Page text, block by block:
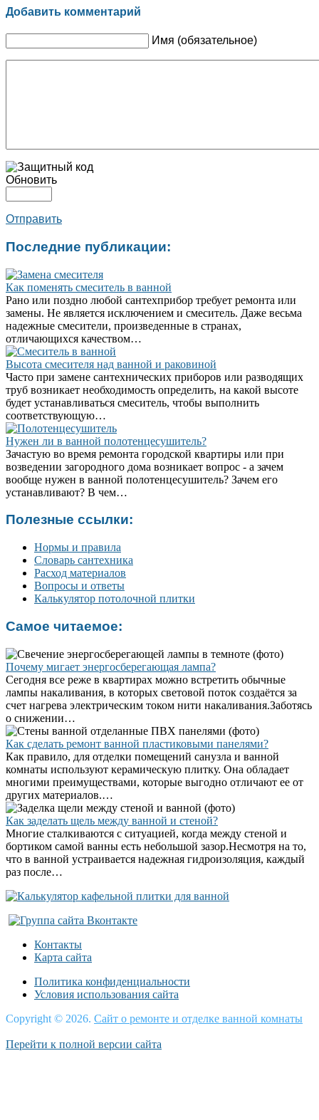
Добавить комментарий
Имя (обязательное)
Обновить
Отправить
Последние публикации:
Как поменять смеситель в ванной
Рано или поздно любой сантехприбор требует ремонта или
замены. Не является исключением и смеситель. Даже весьма
надежные смесители, произведенные в странах,
отличающихся качеством…
Высота смесителя над ванной и раковиной
Часто при замене сантехнических приборов или разводящих
труб возникает необходимость определить, на какой высоте
будет устанавливаться смеситель, чтобы выполнить
соответствующую…
Нужен ли в ванной полотенцесушитель?
Зачастую во время ремонта городской квартиры или при
возведении загородного дома возникает вопрос - а зачем
вообще нужен в ванной полотенцесушитель? Зачем его
устанавливают? В чем…
Полезные ссылки:
Нормы и правила
Словарь сантехника
Расход материалов
Вопросы и ответы
Калькулятор потолочной плитки
Самое читаемое:
Почему мигает энергосберегающая лампа?
Сегодня все реже в квартирах можно встретить обычные
лампы накаливания, в которых световой поток создаётся за
счет нагрева электрическим током нити накаливания.Заботясь
о снижении…
Как сделать ремонт ванной пластиковыми панелями?
Как правило, для отделки помещений санузла и ванной
комнаты используют керамическую плитку. Она обладает
многими преимуществами, которые выгодно отличают ее от
других материалов.…
Как заделать щель между ванной и стеной?
Многие сталкиваются с ситуацией, когда между стеной и
бортиком самой ванны есть небольшой зазор.Несмотря на то,
что в ванной устраивается надежная гидроизоляция, каждый
раз после…
Контакты
Карта сайта
Политика конфиденциальности
Условия использования сайта
Copyright © 2026. Сайт о ремонте и отделке ванной комнаты
Перейти к полной версии сайта